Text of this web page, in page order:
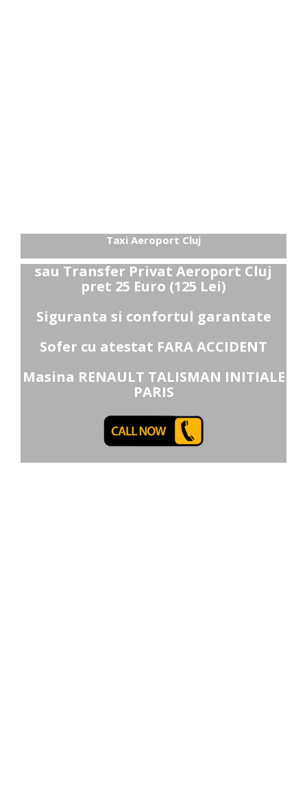
Privat Aeroport Cluj
Euro (125 Lei)
garantate
FARA ACCIDENT
TALISMAN INITIALE